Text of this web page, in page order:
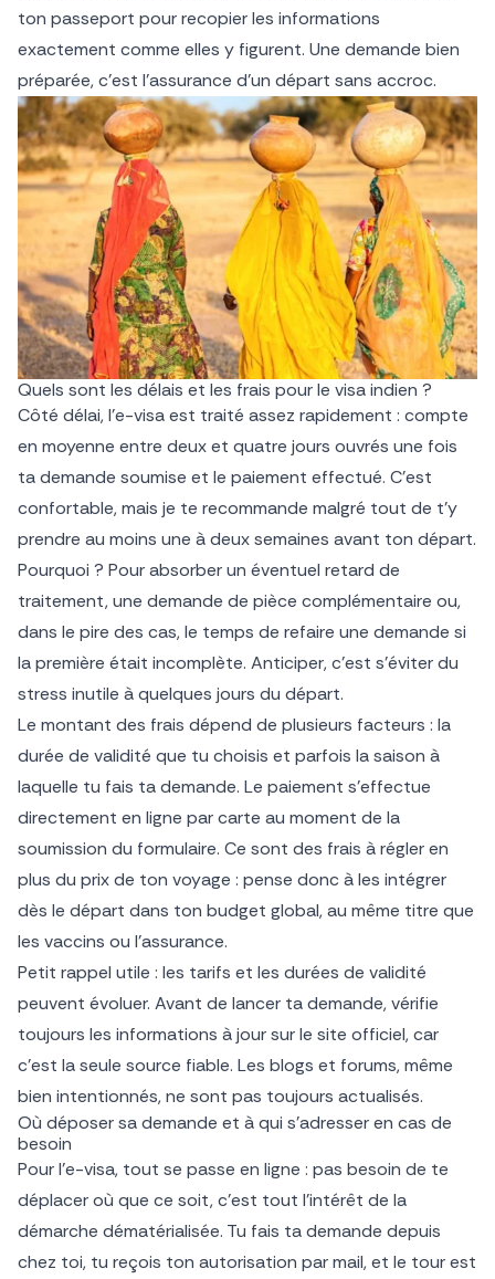
ton passeport pour recopier les informations
exactement comme elles y figurent. Une demande bien
préparée, c’est l’assurance d’un départ sans accroc.
Quels sont les délais et les frais pour le visa indien ?
Côté délai, l’e-visa est traité assez rapidement : compte
en moyenne entre deux et quatre jours ouvrés une fois
ta demande soumise et le paiement effectué. C’est
confortable, mais je te recommande malgré tout de t’y
prendre au moins une à deux semaines avant ton départ.
Pourquoi ? Pour absorber un éventuel retard de
traitement, une demande de pièce complémentaire ou,
dans le pire des cas, le temps de refaire une demande si
la première était incomplète. Anticiper, c’est s’éviter du
stress inutile à quelques jours du départ.
Le montant des frais dépend de plusieurs facteurs : la
durée de validité que tu choisis et parfois la saison à
laquelle tu fais ta demande. Le paiement s’effectue
directement en ligne par carte au moment de la
soumission du formulaire. Ce sont des frais à régler en
plus du prix de ton voyage : pense donc à les intégrer
dès le départ dans ton budget global, au même titre que
les vaccins ou l’assurance.
Petit rappel utile : les tarifs et les durées de validité
peuvent évoluer. Avant de lancer ta demande, vérifie
toujours les informations à jour sur le site officiel, car
c’est la seule source fiable. Les blogs et forums, même
bien intentionnés, ne sont pas toujours actualisés.
Où déposer sa demande et à qui s’adresser en cas de
besoin
Pour l’e-visa, tout se passe en ligne : pas besoin de te
déplacer où que ce soit, c’est tout l’intérêt de la
démarche dématérialisée. Tu fais ta demande depuis
chez toi, tu reçois ton autorisation par mail, et le tour est